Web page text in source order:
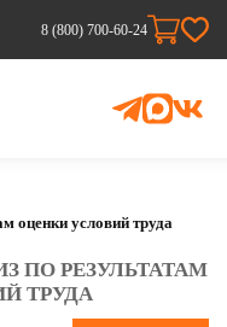
8 (800) 700-60-24
оценки условий труда
ПО РЕЗУЛЬТАТАМ
ТРУДА